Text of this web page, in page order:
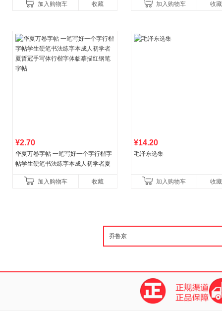
加入购物车 收藏
育书
加入购物车 收藏
¥2.70
华夏万卷字帖 一笔写好一个字行楷字
帖学生硬笔书法练字本成人初学者夏
加入购物车 收藏
¥14.20
毛泽东选集
加入购物车 收藏